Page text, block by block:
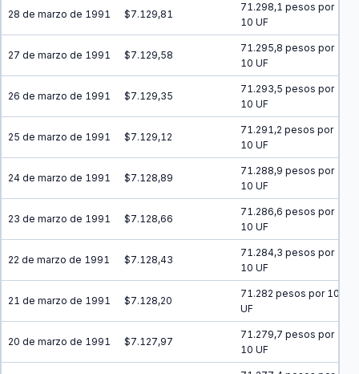
28 de marzo de 1991 $7.129,81
71.298,1 pesos por
10 UF
27 de marzo de 1991 $7.129,58
71.295,8 pesos por
10 UF
26 de marzo de 1991 $7.129,35
71.293,5 pesos por
10 UF
25 de marzo de 1991 $7.129,12
71.291,2 pesos por
10 UF
24 de marzo de 1991 $7.128,89
71.288,9 pesos por
10 UF
23 de marzo de 1991 $7.128,66
71.286,6 pesos por
10 UF
22 de marzo de 1991 $7.128,43
71.284,3 pesos por
10 UF
21 de marzo de 1991 $7.128,20
71.282 pesos por 10
UF
20 de marzo de 1991 $7.127,97
71.279,7 pesos por
10 UF